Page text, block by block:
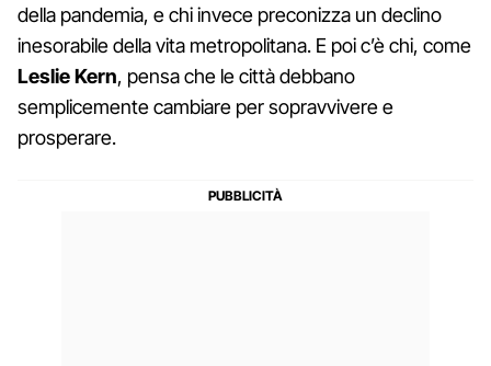
della pandemia, e chi invece preconizza un declino
inesorabile della vita metropolitana. E poi c’è chi, come
Leslie Kern, pensa che le città debbano
semplicemente cambiare per sopravvivere e
prosperare.